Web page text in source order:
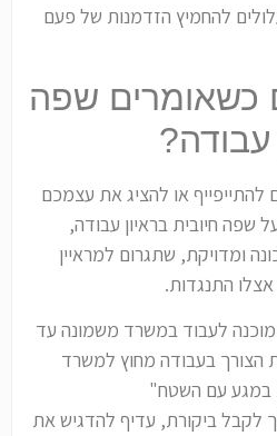
להחמיץ הזדמנות של פעם
כשאומרים שפה
עבודה?
או להציג את עצמכם
שפה חיובית בראיון עבודה,
ומדויקת, שתגרום למראיין
התנגדות.
לעבוד במשרד משמונה עד
בעבודה מחוץ למשרד
במגע עם השטח"
לקבל ביקורת, עדיף להדגיש את